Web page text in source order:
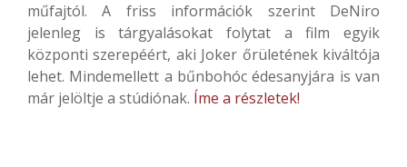
műfajtól. A friss információk szerint DeNiro
jelenleg is tárgyalásokat folytat a film egyik
központi szerepéért, aki Joker őrületének kiváltója
lehet. Mindemellett a bűnbohóc édesanyjára is van
már jelöltje a stúdiónak. Íme a részletek!